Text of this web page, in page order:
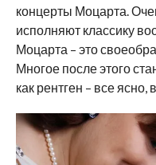
концерты Моцарта.
исполняют классику
Моцарта – это
Многое после этого
как рентген – все